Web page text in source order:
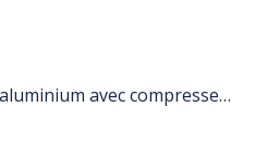
250 feuilles aluminium avec compresse intégrée